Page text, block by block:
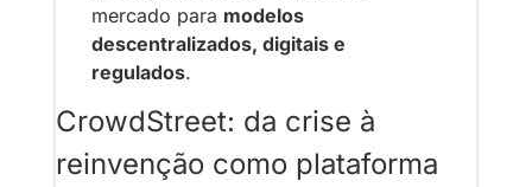
mercado para modelos
descentralizados, digitais e
regulados.
CrowdStreet: da crise à
reinvenção como plataforma